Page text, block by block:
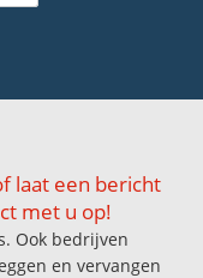
laat een bericht
met u op!
Ook bedrijven
en vervangen